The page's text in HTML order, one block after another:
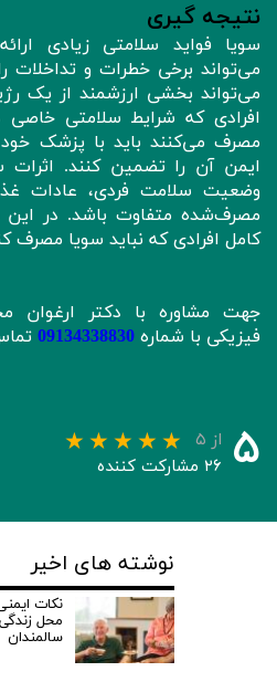
نتیجه‌ گیری
سویا فواید سلامتی زیادی
می‌تواند برخی خطرات و تداخلات
می‌تواند بخشی ارزشمند از یک
افرادی که شرایط سلامتی خاصی
مصرف می‌کنند باید با پزشک
ایمن آن را تضمین کنند. اثرات
وضعیت سلامت فردی، عادات
مصرف‌شده متفاوت باشد. در
کامل افرادی که نباید سویا مصرف
جهت مشاوره با دکتر
فیزیکی با شماره
۵ از ۵
۲۶ مشارکت کننده
نوشته های اخیر
نکات
محل زندگی
سالمندان